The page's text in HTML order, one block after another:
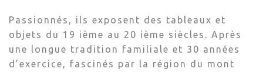
Passionnés, ils exposent des tableaux et
objets du 19 ième au 20 ième siècles. Après
une longue tradition familiale et 30 années
d’exercice, fascinés par la région du mont